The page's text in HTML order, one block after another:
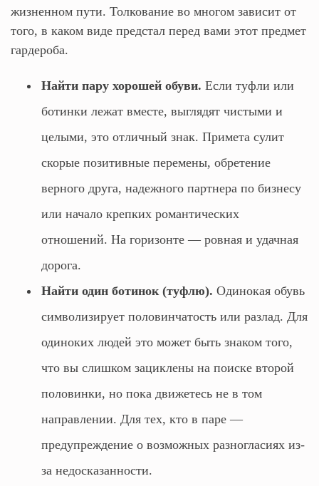
жизненном пути. Толкование во многом зависит от
того, в каком виде предстал перед вами этот предмет
гардероба.
Найти пару хорошей обуви. Если туфли или
ботинки лежат вместе, выглядят чистыми и
целыми, это отличный знак. Примета сулит
скорые позитивные перемены, обретение
верного друга, надежного партнера по бизнесу
или начало крепких романтических
отношений. На горизонте — ровная и удачная
дорога.
Найти один ботинок (туфлю). Одинокая обувь
символизирует половинчатость или разлад. Для
одиноких людей это может быть знаком того,
что вы слишком зациклены на поиске второй
половинки, но пока движетесь не в том
направлении. Для тех, кто в паре —
предупреждение о возможных разногласиях из-
за недосказанности.